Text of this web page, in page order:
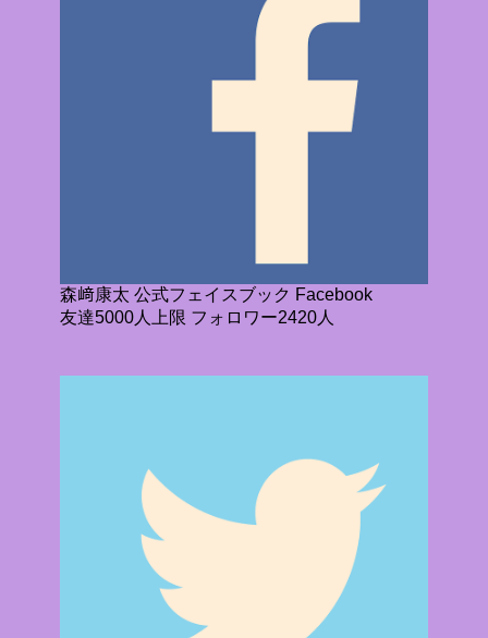
森﨑康太 公式フェイスブック Facebook
友達5000人上限 フォロワー2420人